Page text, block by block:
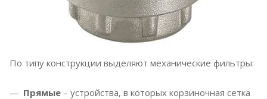
По типу конструкции выделяют механические фильтры:
Прямые – устройства, в которых корзиночная сетка